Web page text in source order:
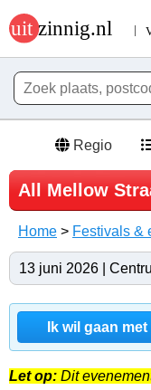
Regio
All Mellow
Home > Festivals &
13 juni 2026 |
Let op: Dit